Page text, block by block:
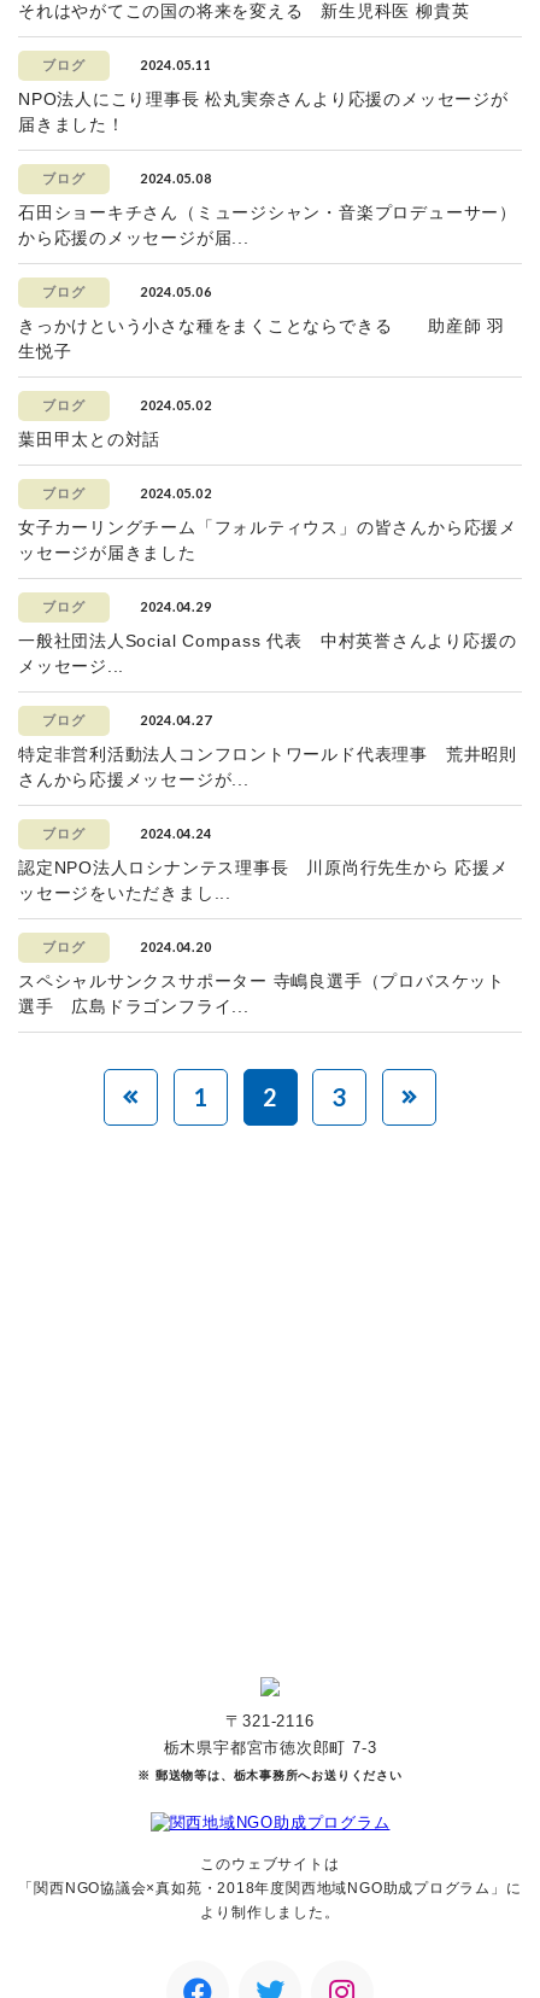
それはやがてこの国の将来を変える 新生児科医 柳貴英
ブログ 2024.05.11
NPO法人にこり理事長 松丸実奈さんより応援のメッセージが
届きました！
ブログ 2024.05.08
石田ショーキチさん（ミュージシャン・音楽プロデューサー）
から応援のメッセージが届...
ブログ 2024.05.06
きっかけという小さな種をまくことならできる 助産師 羽
生悦子
ブログ 2024.05.02
葉田甲太との対話
ブログ 2024.05.02
女子カーリングチーム「フォルティウス」の皆さんから応援メ
ッセージが届きました
ブログ 2024.04.29
一般社団法人Social Compass 代表 中村英誉さんより応援の
メッセージ...
ブログ 2024.04.27
特定非営利活動法人コンフロントワールド代表理事 荒井昭則
さんから応援メッセージが...
ブログ 2024.04.24
認定NPO法人ロシナンテス理事長 川原尚行先生から 応援メ
ッセージをいただきまし...
ブログ 2024.04.20
スペシャルサンクスサポーター 寺嶋良選手（プロバスケット
選手 広島ドラゴンフライ...
1 2 3
〒321-2116
栃木県宇都宮市徳次郎町 7-3
※ 郵送物等は、栃木事務所へお送りください
このウェブサイトは
「関西NGO協議会×真如苑・2018年度関西地域NGO助成プログラム」に
より制作しました。